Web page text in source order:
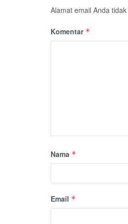
Alamat email Anda
Komentar *
Nama *
Email *